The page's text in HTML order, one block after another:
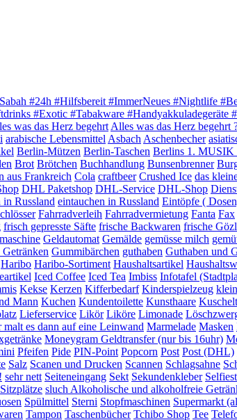
#24h #Hilfsbereit #ImmerNeues #Nightlife
#Exotic #Tabakware #Handyakkuladegeräte
was das Herz begehrt Alles was das Herz begehrt
arabische Lebensmittel Asbach Aschenbecher
Berlin-Mützen Berlin-Taschen Berlins 1. MUSIK
Brot Brötchen Buchhandlung Bunsenbrenner
aus Frankreich Cola craftbeer Crushed Ice das
DHL Paketshop DHL-Service DHL-Shop
in Russland eintauchen in Russland Eintöpfe (
Fahrradverleih Fahrradvermietung Fanta Fax
frisch gepresste Säfte frische Backwaren frische
Geldautomat Gemälde gemüsse milch
Gummibärchen guthaben Guthaben und
Haribo Haribo-Sortiment Haushaltsartikel
Iced Coffee Iced Tea Imbiss Infotafel
Kekse Kerzen Kifferbedarf Kinderspielzeug
Mann Kuchen Kundentoilette Kunsthaare
Lieferservice Likör Liköre Limonade
es dann auf eine Leinwand Marmelade Masken
Moneygram Geldtransfer (nur bis 16uhr)
Pfeifen Pide PIN-Point Popcorn Post Post (DHL)
Salz Scanen und Drucken Scannen Schlagsahne
sehr nett Seiteneingang Sekt Sekundenkleber
Sitzplätze sluch Alkoholische und alkoholfreie
Spülmittel Sterni Stopfmaschinen Supermarkt
Tampon Taschenbücher Tchibo Shop Tee